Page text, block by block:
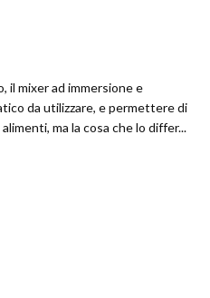
il mixer ad immersione e
da utilizzare, e permettere di
ma la cosa che lo differ...